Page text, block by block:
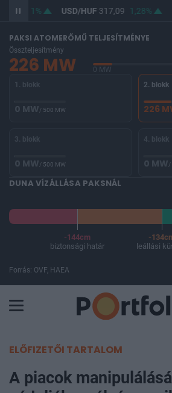
1% USD/HUF317,09 1,28%
PAKSI ATOMERŐMŰ TELJESÍTMÉNYE
Összteljesítmény
226 MW 0 MW
1. blokk
0 MW/ 500 MW
2. blokk
226
3. blokk
0 MW/ 500 MW
4. blokk
0 MW/
DUNA VÍZÁLLÁSA PAKSNÁL
-144cm
biztonsági határ
-
leállási
Forrás: OVF, HAEA
ELŐFIZETŐI TARTALOM
A piacok